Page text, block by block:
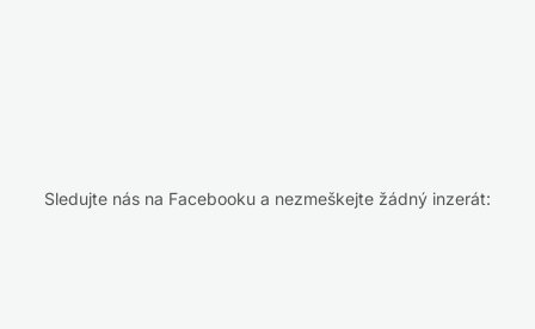
Sledujte nás na Facebooku a nezmeškejte žádný inzerát: